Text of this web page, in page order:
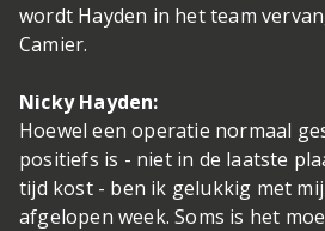
wordt Hayden in het team
Camier.
Nicky Hayden:
Hoewel een operatie normaal
positiefs is - niet in de laatste
tijd kost - ben ik gelukkig met
afgelopen week. Soms is het